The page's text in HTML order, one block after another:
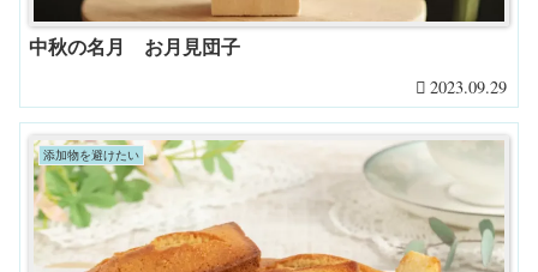
中秋の名月 お月見団子
2023.09.29
添加物を避けたい